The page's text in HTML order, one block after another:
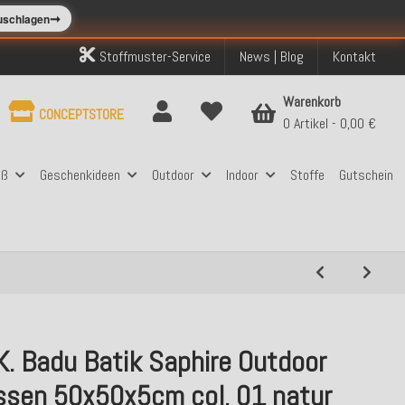
➞
Stoffmuster-Service News | Blog Kontakt
Geschenkideen Outdoor Indoor Stoffe Gutschein
CONCEPTSTORE
Warenkorb
0 Artikel
0,00 €
Badu Batik Saphire Outdoor
50x50x5cm col. 01 natur